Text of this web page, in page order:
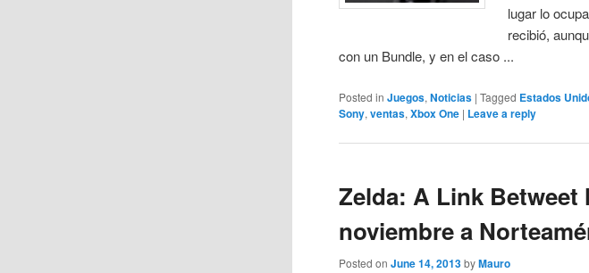
lugar lo
recibió,
con un Bundle, y en el caso ...
Posted in Juegos,Noticias |Tagged Estados
Sony,ventas,Xbox One | Leave a reply
Zelda: A Link Betweet
noviembre a
Posted onJune 14, 2013 byMauro